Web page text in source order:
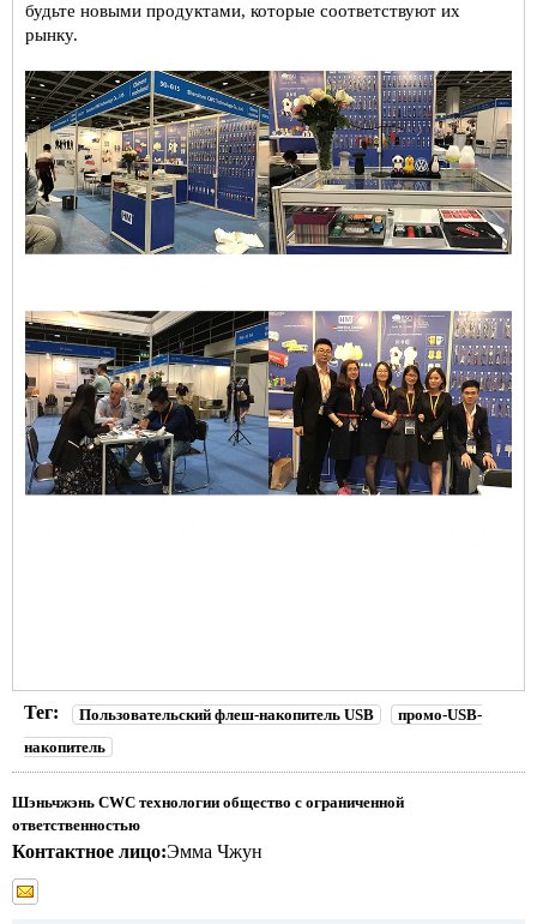
будьте новыми продуктами, которые соответствуют их
рынку.
Тег: Пользовательский флеш-накопитель USB
промо-USB-
накопитель
Шэньчжэнь CWC технологии общество с ограниченной
ответственностью
Контактное лицо:Эмма Чжун